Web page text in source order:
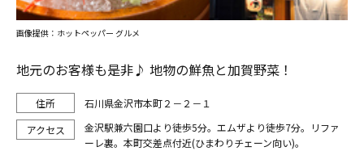
地元のお客様も是非♪ 地物の鮮魚と加賀野菜！
石川県金沢市本町２－２－１
金沢駅兼六園口より徒歩5分。エムザより徒歩7分。リファ
ーレ裏。本町交差点付近(ひまわりチェーン向い)。
画像提供：ホットペッパー グルメ